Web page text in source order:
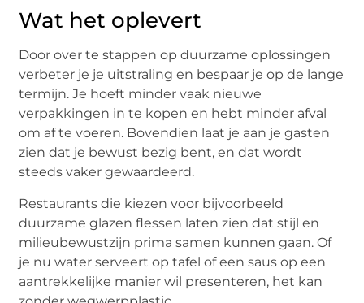
Wat het oplevert
Door over te stappen op duurzame oplossingen
verbeter je je uitstraling en bespaar je op de lange
termijn. Je hoeft minder vaak nieuwe
verpakkingen in te kopen en hebt minder afval
om af te voeren. Bovendien laat je aan je gasten
zien dat je bewust bezig bent, en dat wordt
steeds vaker gewaardeerd.
Restaurants die kiezen voor bijvoorbeeld
duurzame glazen flessen laten zien dat stijl en
milieubewustzijn prima samen kunnen gaan. Of
je nu water serveert op tafel of een saus op een
aantrekkelijke manier wil presenteren, het kan